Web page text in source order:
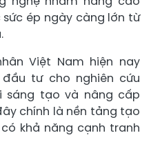
ép ngày càng lớn từ
Việt Nam hiện nay
tư cho nghiên cứu
sáng tạo và nâng cấp
chính là nền tảng tạo
khả năng cạnh tranh